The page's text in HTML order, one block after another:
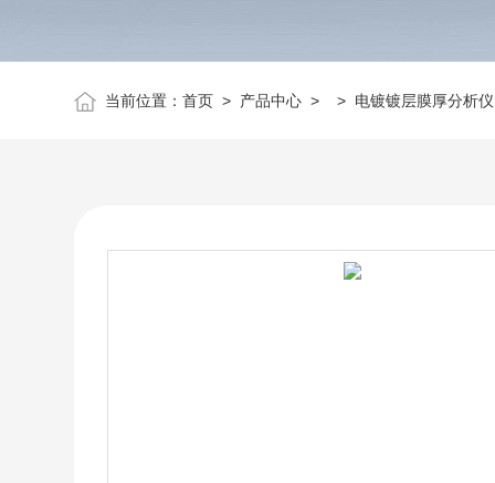
当前位置：首页 > 产品中心 > > 电镀镀层膜厚分析仪